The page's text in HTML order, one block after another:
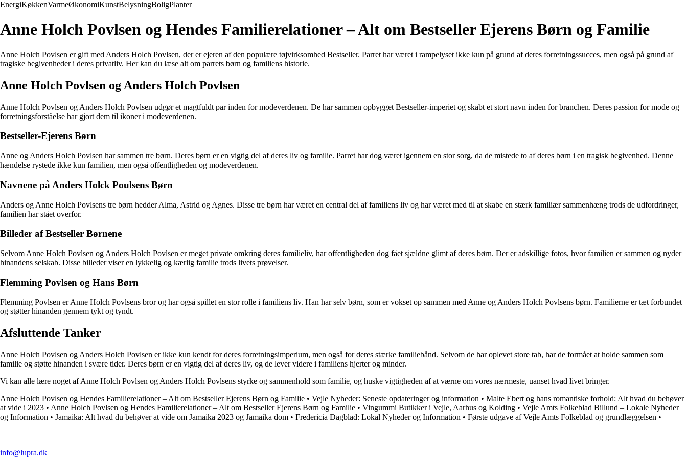
EnergiKøkkenVarmeØkonomiKunstBelysningBoligPlanter
Anne Holch Povlsen og Hendes Familierelationer – Alt om Bestseller Ejerens Børn og Familie
Anne Holch Povlsen er gift med Anders Holch Povlsen, der er ejeren af den populære tøjvirksomhed Bestseller. Parret har været i rampelyset ikke kun på grund af deres forretningssucces, men også på grund af
tragiske begivenheder i deres privatliv. Her kan du læse alt om parrets børn og familiens historie.
Anne Holch Povlsen og Anders Holch Povlsen
Anne Holch Povlsen og Anders Holch Povlsen udgør et magtfuldt par inden for modeverdenen. De har sammen opbygget Bestseller-imperiet og skabt et stort navn inden for branchen. Deres passion for mode og
forretningsforståelse har gjort dem til ikoner i modeverdenen.
Bestseller-Ejerens Børn
Anne og Anders Holch Povlsen har sammen tre børn. Deres børn er en vigtig del af deres liv og familie. Parret har dog været igennem en stor sorg, da de mistede to af deres børn i en tragisk begivenhed. Denne
hændelse rystede ikke kun familien, men også offentligheden og modeverdenen.
Navnene på Anders Holck Poulsens Børn
Anders og Anne Holch Povlsens tre børn hedder Alma, Astrid og Agnes. Disse tre børn har været en central del af familiens liv og har været med til at skabe en stærk familiær sammenhæng trods de udfordringer,
familien har stået overfor.
Billeder af Bestseller Børnene
Selvom Anne Holch Povlsen og Anders Holch Povlsen er meget private omkring deres familieliv, har offentligheden dog fået sjældne glimt af deres børn. Der er adskillige fotos, hvor familien er sammen og nyder
hinandens selskab. Disse billeder viser en lykkelig og kærlig familie trods livets prøvelser.
Flemming Povlsen og Hans Børn
Flemming Povlsen er Anne Holch Povlsens bror og har også spillet en stor rolle i familiens liv. Han har selv børn, som er vokset op sammen med Anne og Anders Holch Povlsens børn. Familierne er tæt forbundet
og støtter hinanden gennem tykt og tyndt.
Afsluttende Tanker
Anne Holch Povlsen og Anders Holch Povlsen er ikke kun kendt for deres forretningsimperium, men også for deres stærke familiebånd. Selvom de har oplevet store tab, har de formået at holde sammen som
familie og støtte hinanden i svære tider. Deres børn er en vigtig del af deres liv, og de lever videre i familiens hjerter og minder.
Vi kan alle lære noget af Anne Holch Povlsen og Anders Holch Povlsens styrke og sammenhold som familie, og huske vigtigheden af at værne om vores nærmeste, uanset hvad livet bringer.
Anne Holch Povlsen og Hendes Familierelationer – Alt om Bestseller Ejerens Børn og Familie • Vejle Nyheder: Seneste opdateringer og information • Malte Ebert og hans romantiske forhold: Alt hvad du behøver
at vide i 2023 • Anne Holch Povlsen og Hendes Familierelationer – Alt om Bestseller Ejerens Børn og Familie • Vingummi Butikker i Vejle, Aarhus og Kolding • Vejle Amts Folkeblad Billund – Lokale Nyheder
og Information • Jamaika: Alt hvad du behøver at vide om Jamaika 2023 og Jamaika dom • Fredericia Dagblad: Lokal Nyheder og Information • Første udgave af Vejle Amts Folkeblad og grundlæggelsen •
info@lupra.dk